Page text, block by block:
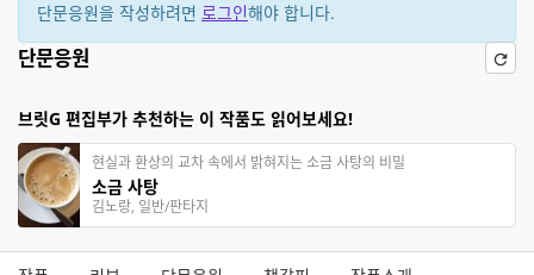
단문응원을 작성하려면 로그인해야 합니다.
단문응원
브릿G 편집부가 추천하는 이 작품도 읽어보세요!
현실과 환상의 교차 속에서 밝혀지는 소금 사탕의 비밀
소금 사탕
김노랑, 일반/판타지